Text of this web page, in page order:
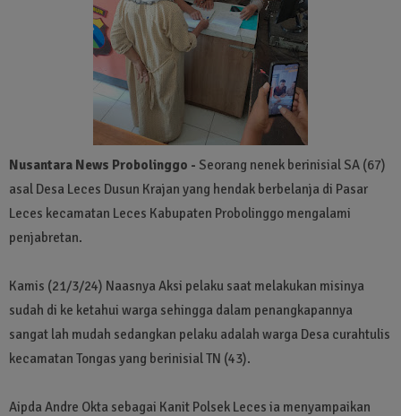
Nusantara News Probolinggo - Seorang nenek berinisial SA (67)
asal Desa Leces Dusun Krajan yang hendak berbelanja di Pasar
Leces kecamatan Leces Kabupaten Probolinggo mengalami
penjabretan.
Kamis (21/3/24) Naasnya Aksi pelaku saat melakukan misinya
sudah di ke ketahui warga sehingga dalam penangkapannya
sangat lah mudah sedangkan pelaku adalah warga Desa curahtulis
kecamatan Tongas yang berinisial TN (43).
Aipda Andre Okta sebagai Kanit Polsek Leces ia menyampaikan